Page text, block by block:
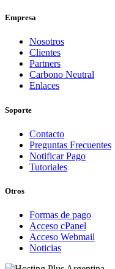
Empresa
Nosotros
Clientes
Partners
Carbono Neutral
Enlaces
Soporte
Contacto
Preguntas Frecuentes
Notificar Pago
Tutoriales
Otros
Formas de pago
Acceso cPanel
Acceso Webmail
Noticias